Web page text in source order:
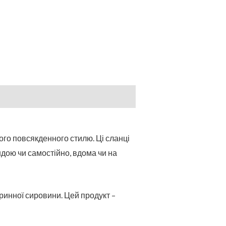
повсякденного стилю. Ці сланці
чи самостійно, вдома чи на
сировини. Цей продукт –